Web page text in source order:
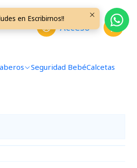
Acceso
Seguridad BebéCalcetas
en Escribirnos!!